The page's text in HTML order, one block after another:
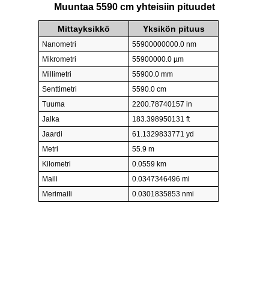
Muuntaa 5590 cm yhteisiin pituudet
Mittayksikkö Yksikön pituus
Nanometri
55900000000.0 nm
Mikrometri
55900000.0 µm
Millimetri
55900.0 mm
Senttimetri
5590.0 cm
Tuuma
2200.78740157 in
Jalka
183.398950131 ft
Jaardi
61.1329833771 yd
Metri
55.9 m
Kilometri
0.0559 km
Maili
0.0347346496 mi
Merimaili
0.0301835853 nmi